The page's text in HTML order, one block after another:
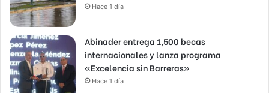
Hace 1 día
Abinader entrega 1,500 becas
internacionales y lanza programa
«Excelencia sin Barreras»
Hace 1 día